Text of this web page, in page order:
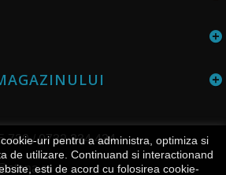
730 / 0732 334 434
uri pentru a administra, optimiza si
de utilizare. Continuand si interactionand
esti de acord cu folosirea cookie-